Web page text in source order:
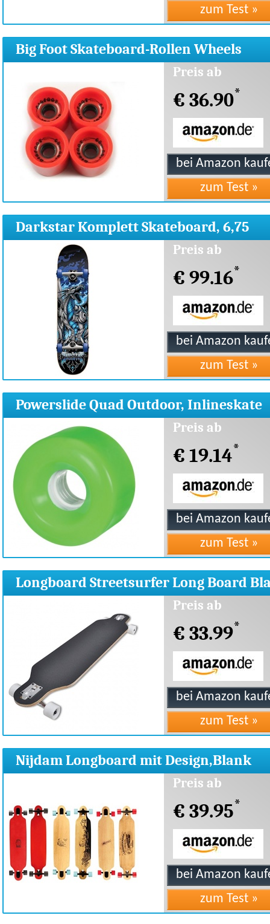
Big Foot Skateboard-Rollen Wheels
Preis ab
€ 36.90*
Darkstar Komplett Skateboard, 6,75
Drache blau
Preis ab
€ 99.16*
Powerslide Quad Outdoor, Inlineskate
Rollen Grün, 58
Preis ab
€ 19.14*
Longboard Streetsurfer Long Board
Preis ab
€ 33.99*
Nijdam Longboard mit Design,Blank
Preis ab
€ 39.95*